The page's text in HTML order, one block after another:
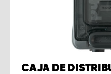
CAJA DE